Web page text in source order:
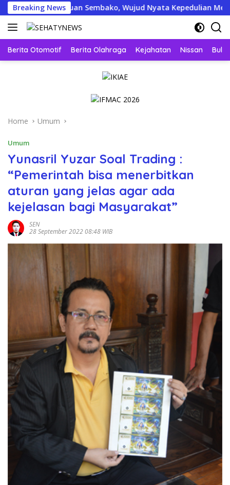
Skip
to
content
Breaking News
Sembako, Wujud Nyata Kepedulian Melalui Dunia
Berita Otomotif Berita Olahraga Kejahatan Nissan
Home Umum
Umum
Yunasril Yuzar Soal Trading :
“Pemerintah bisa menerbitkan
aturan yang jelas agar ada
kejelasan bagi Masyarakat”
SEN
28 September 2022 08:48 WIB